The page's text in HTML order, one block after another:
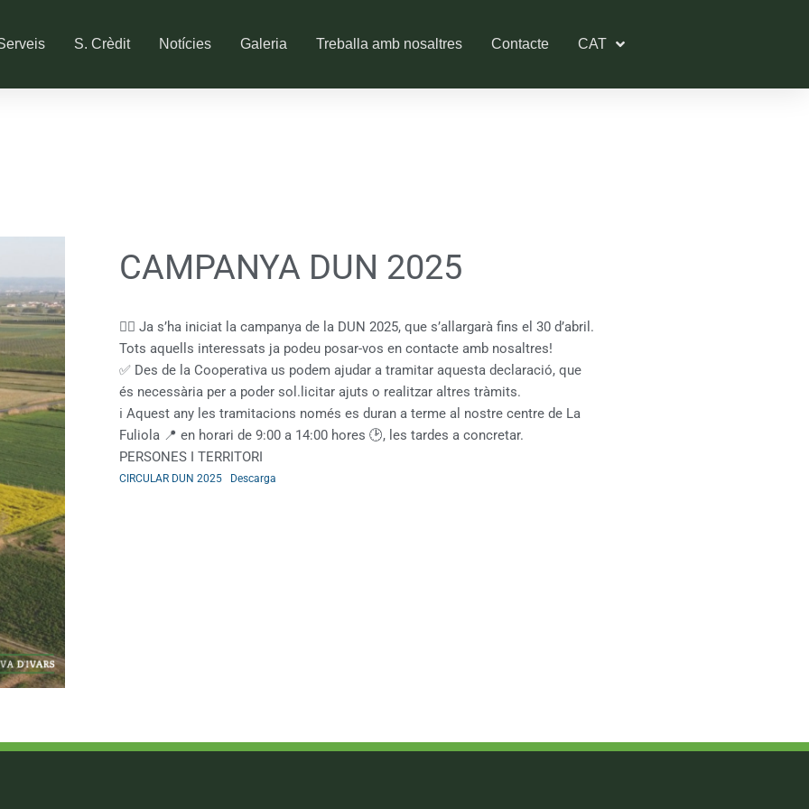
S. Crèdit Notícies Galeria Treballa amb nosaltres Contacte CAT
CAMPANYA DUN 2025
👉🏻 Ja s’ha iniciat la campanya de la DUN 2025, que s’allargarà fins el 30 d’abril.
Tots aquells interessats ja podeu posar-vos en contacte amb nosaltres!
✅ Des de la Cooperativa us podem ajudar a tramitar aquesta declaració, que
és necessària per a poder sol.licitar ajuts o realitzar altres tràmits.
ℹ️ Aquest any les tramitacions només es duran a terme al nostre centre de La
Fuliola 📍 en horari de 9:00 a 14:00 hores 🕑, les tardes a concretar.
PERSONES I TERRITORI
CIRCULAR DUN 2025 Descarga